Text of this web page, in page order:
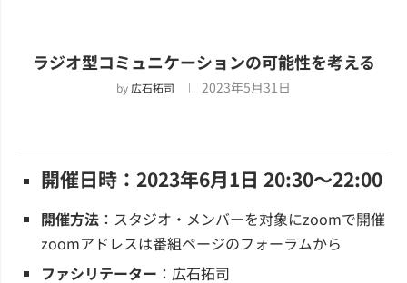
ラジオ型コミュニケーションの可能性を考える
by 広石拓司 2023年5月31日
開催日時：2023年6月1日 20:30～22:00
開催方法 ：スタジオ・メンバーを対象にzoomで開催
zoomアドレスは番組ページのフォーラムから
ファシリテーター ：広石拓司